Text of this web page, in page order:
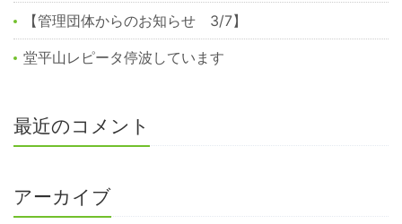
【管理団体からのお知らせ 3/7】
堂平山レピータ停波しています
最近のコメント
アーカイブ